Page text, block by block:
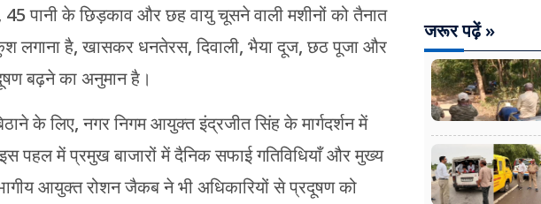
पानी के छिड़काव और छह वायु चूसने वाली मशीनों को तैनात
लगाना है, खासकर धनतेरस, दिवाली, भैया दूज, छठ पूजा और
बढ़ने का अनुमान है।
के लिए, नगर निगम आयुक्त इंद्रजीत सिंह के मार्गदर्शन में
पहल में प्रमुख बाजारों में दैनिक सफाई गतिविधियाँ और मुख्य
आयुक्त रोशन जैकब ने भी अधिकारियों से प्रदूषण को
जरूर पढ़ें »